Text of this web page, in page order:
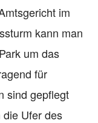
im
kann man
um das
für
sind gepflegt
Ufer des